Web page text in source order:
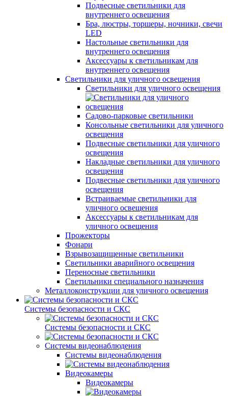
Подвесные светильники для
внутреннего освещения
Бра, люстры, торшеры, ночники, свечи
LED
Настольные светильники для
внутреннего освещения
Аксессуары к светильникам для
внутреннего освещения
Светильники для уличного освещения
Светильники для уличного освещения
Садово-парковые светильники
Консольные светильники для уличного
освещения
Подвесные светильники для уличного
освещения
Накладные светильники для уличного
освещения
Подвесные светильники для уличного
освещения
Встраиваемые светильники для
уличного освещения
Аксессуары к светильникам для
уличного освещения
Прожекторы
Фонари
Взрывозащищенные светильники
Светильники аварийного освещения
Переносные светильники
Светильники специального назначения
Металлоконструкции для уличного освещения
Системы безопасности и СКС
Системы безопасности и СКС
Системы видеонаблюдения
Системы видеонаблюдения
Видеокамеры
Видеокамеры